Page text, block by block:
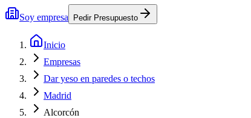
Soy empresa Pedir Presupuesto
Inicio
Empresas
Dar yeso en paredes o techos
Madrid
Alcorcón